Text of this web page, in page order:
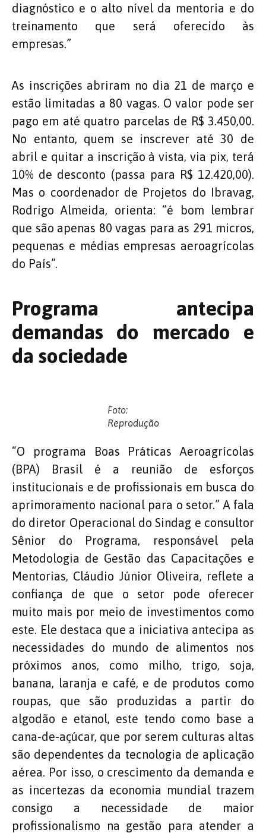
diagnóstico e o alto nível da mentoria e do
treinamento que será oferecido às
empresas.”
As inscrições abriram no dia 21 de março e
estão limitadas a 80 vagas. O valor pode ser
pago em até quatro parcelas de R$ 3.450,00.
No entanto, quem se inscrever até 30 de
abril e quitar a inscrição à vista, via pix, terá
10% de desconto (passa para R$ 12.420,00).
Mas o coordenador de Projetos do Ibravag,
Rodrigo Almeida, orienta: “é bom lembrar
que são apenas 80 vagas para as 291 micros,
pequenas e médias empresas aeroagrícolas
do País”.
Programa antecipa
demandas do mercado e
da sociedade
Foto:
Reprodução
“O programa Boas Práticas Aeroagrícolas
(BPA) Brasil é a reunião de esforços
institucionais e de profissionais em busca do
aprimoramento nacional para o setor.” A fala
do diretor Operacional do Sindag e consultor
Sênior do Programa, responsável pela
Metodologia de Gestão das Capacitações e
Mentorias, Cláudio Júnior Oliveira, reflete a
confiança de que o setor pode oferecer
muito mais por meio de investimentos como
este. Ele destaca que a iniciativa antecipa as
necessidades do mundo de alimentos nos
próximos anos, como milho, trigo, soja,
banana, laranja e café, e de produtos como
roupas, que são produzidas a partir do
algodão e etanol, este tendo como base a
cana-de-açúcar, que por serem culturas altas
são dependentes da tecnologia de aplicação
aérea. Por isso, o crescimento da demanda e
as incertezas da economia mundial trazem
consigo a necessidade de maior
profissionalismo na gestão para atender a